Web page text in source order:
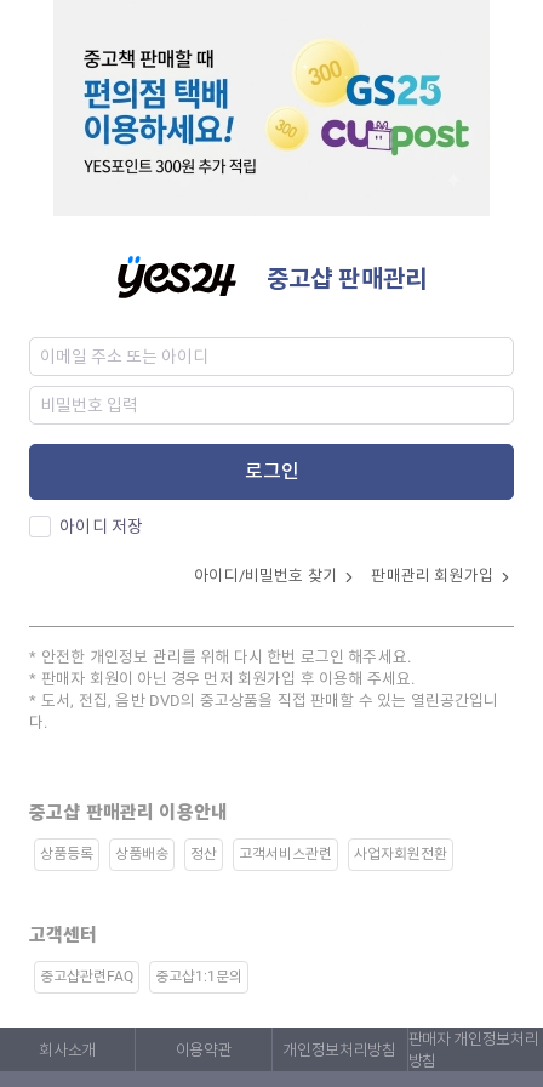
중고샵 판매관리
로그인
아이디 저장
아이디/비밀번호 찾기 판매관리 회원가입
안전한 개인정보 관리를 위해 다시 한번 로그인 해주세요.
판매자 회원이 아닌 경우 먼저 회원가입 후 이용해 주세요.
도서, 전집, 음반 DVD의 중고상품을 직접 판매할 수 있는 열린공간입니
다.
중고샵 판매관리 이용안내
상품등록 상품배송 정산 고객서비스관련 사업자회원전환
고객센터
중고샵관련FAQ 중고샵1:1문의
회사소개 이용약관 개인정보처리방침
판매자 개인정보처리
방침